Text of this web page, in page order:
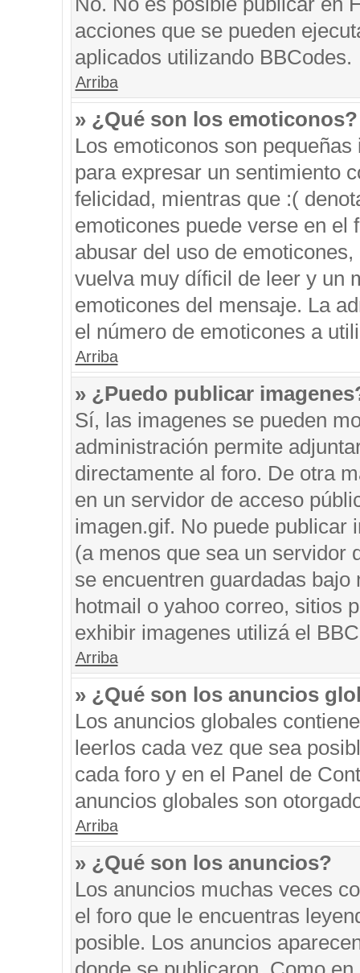
acciones que se pueden
aplicados utilizando BBCodes.
Arriba
» ¿Qué son los emoticonos?
Los emoticonos son
para expresar un sentimiento
felicidad, mientras que :(
emoticones puede verse en el
abusar del uso de
vuelva muy díficil de leer y un
emoticones del mensaje. La
el número de emoticones a
Arriba
» ¿Puedo publicar
Sí, las imagenes se pueden
administración permite
directamente al foro. De otra
en un servidor de acceso
imagen.gif. No puede publicar
(a menos que sea un servidor
se encuentren guardadas
hotmail o yahoo correo, sitios
exhibir imagenes utilizá el
Arriba
» ¿Qué son los anuncios
Los anuncios globales
leerlos cada vez que sea
cada foro y en el Panel de
anuncios globales son
Arriba
» ¿Qué son los anuncios?
Los anuncios muchas veces
el foro que le encuentras
posible. Los anuncios